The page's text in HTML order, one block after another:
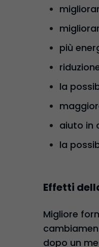
più
la
aiuto in
la
Effetti
Migliore
dopo un